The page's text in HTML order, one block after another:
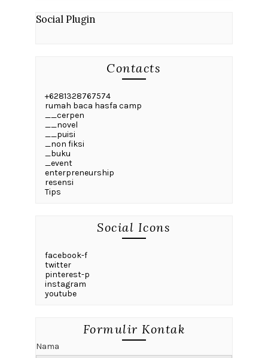
Social Plugin
Contacts
+6281328767574
rumah baca hasfa camp
__cerpen
__novel
__puisi
_non fiksi
_buku
_event
enterpreneurship
resensi
Tips
Social Icons
facebook-f
twitter
pinterest-p
instagram
youtube
Formulir Kontak
Nama